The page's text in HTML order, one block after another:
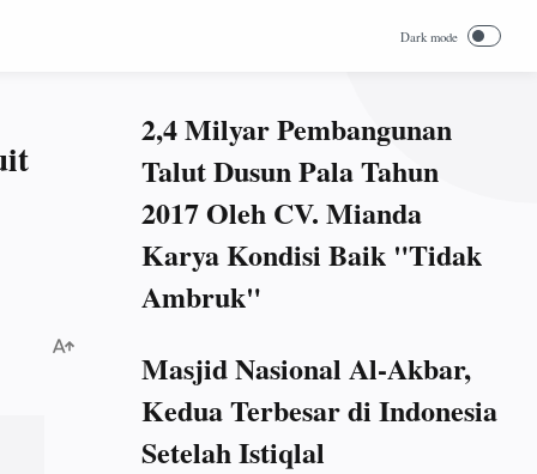
2,4 Milyar Pembangunan
Talut Dusun Pala Tahun
2017 Oleh CV. Mianda
Karya Kondisi Baik "Tidak
Ambruk"
Masjid Nasional Al-Akbar,
Kedua Terbesar di Indonesia
Setelah Istiqlal